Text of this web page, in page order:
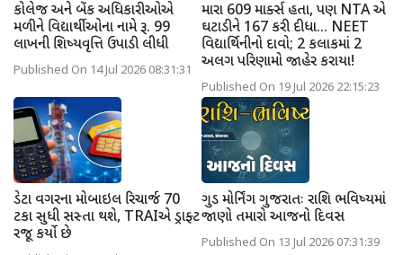
કોલેજ અને બેંક અધિકારીઓએ
મળીને વિદ્યાર્થીઓના નામે રૂ. 99
લાખની શિષ્યવૃત્તિ ઉપાડી લીધી
Published On 14 Jul 2026 08:31:31
મારા 609 માર્ક્સ હતા, પણ NTA એ
ઘટાડીને 167 કરી દીધા... NEET
વિદ્યાર્થિનીનો દાવો; 2 કલાકમાં 2
અલગ પરિણામો જાહેર કરાયા!
Published On 19 Jul 2026 22:15:23
ડેટા વગરના મોબાઇલ રિચાર્જ 70
ટકા સુધી સસ્તા થશે, TRAIએ ડ્રાફ્ટ
રજૂ કર્યો છે
ગુડ મોર્નિંગ ગુજરાતઃ રાશિ ભવિષ્યમાં
જાણો તમારો આજનો દિવસ
Published On 13 Jul 2026 07:31:39